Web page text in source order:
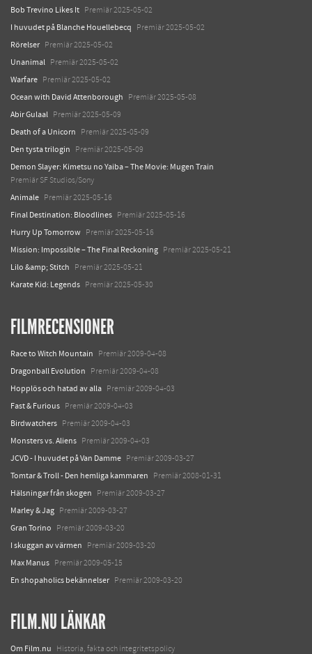
Bob Trevino Likes It Premiär 2025-05-02
I huvudet på Blanche Houellebecq Premiär 2025-05-02
Rörelser Premiär 2025-05-02
Unanimal Premiär 2025-05-02
Warfare Premiär 2025-05-02
Ocean with David Attenborough Premiär 2025-05-08
Abir Gulaal Premiär 2025-05-09
Death of a Unicorn Premiär 2025-05-09
Den tysta trilogin Premiär 2025-05-09
Demon Slayer: Kimetsu no Yaiba – The Movie: Mugen Train
Premiär SF Studios/Sony
Animale Premiär 2025-05-16
Final Destination: Bloodlines Premiär 2025-05-16
Hurry Up Tomorrow Premiär 2025-05-16
Mission: Impossible – The Final Reckoning Premiär 2025-05-21
Lilo &amp; Stitch Premiär 2025-05-21
Karate Kid: Legends Premiär 2025-05-30
FILMRECENSIONER
Race to Witch Mountain Premiär 2009-04-08
Dragonball Evolution Premiär 2009-04-08
Hopplös och hatad av alla Premiär 2009-04-03
Fast & Furious Premiär 2009-04-03
Birdwatchers Premiär 2009-04-03
Monsters vs. Aliens Premiär 2009-04-03
JCVD - I huvudet på Van Damme Premiär 2009-03-27
Tomtar & Troll - Den hemliga kammaren Premiär 2008-01-31
Hälsningar från skogen Premiär 2009-03-27
Marley & Jag Premiär 2009-03-27
Gran Torino Premiär 2009-03-20
I skuggan av värmen Premiär 2009-03-20
Max Manus Premiär 2009-05-15
En shopaholics bekännelser Premiär 2009-03-20
FILM.NU LÄNKAR
Om Film.nu Historia, fakta och integritetspolicy